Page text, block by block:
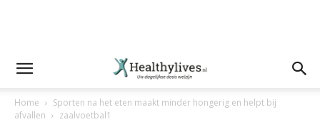
Home
Sporten na het eten maakt minder hongerig en helpt bij
afvallen
zaalvoetbal1